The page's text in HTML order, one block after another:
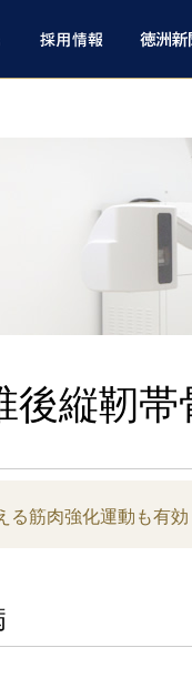
後縦靭帯
る筋肉強化運動も有効